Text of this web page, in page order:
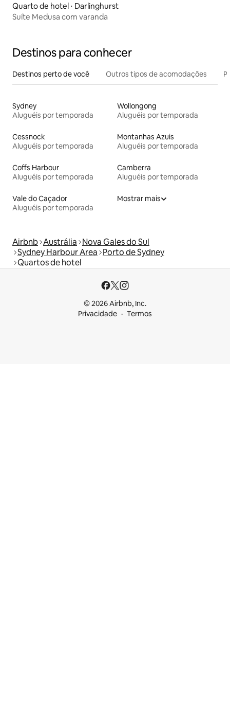
Quarto de hotel ⋅ Darlinghurst
Suíte Medusa com varanda
Destinos para conhecer
Destinos perto de você Outros tipos de acomodações
Sydney
Aluguéis por temporada
Wollongong
Aluguéis por temporada
Cessnock
Aluguéis por temporada
Montanhas Azuis
Aluguéis por temporada
Coffs Harbour
Aluguéis por temporada
Camberra
Aluguéis por temporada
Vale do Caçador
Aluguéis por temporada
Mostrar mais
Airbnb Austrália Nova Gales do Sul
Sydney Harbour Area Porto de Sydney
Quartos de hotel
© 2026 Airbnb, Inc.
Privacidade
Termos